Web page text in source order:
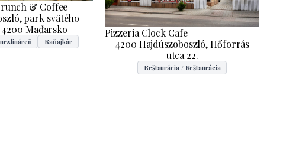
& Coffee
park svätého
Maďarsko
Raňajkár
Pizzeria Clock Cafe
4200 Hajdúszoboszló, Hőforrás
utca 22.
Reštaurácia / Reštaurácia